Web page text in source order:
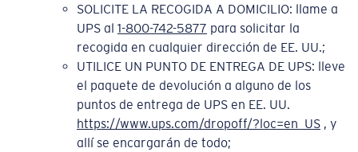
SOLICITE LA RECOGIDA A DOMICILIO: llame a
UPS al 1-800-742-5877 para solicitar la
recogida en cualquier dirección de EE. UU.;
UTILICE UN PUNTO DE ENTREGA DE UPS: lleve
el paquete de devolución a alguno de los
puntos de entrega de UPS en EE. UU.
https://www.ups.com/dropoff/?loc=en_US , y
allí se encargarán de todo;